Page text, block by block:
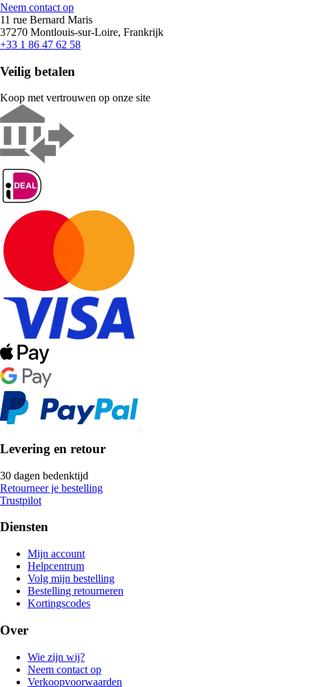
Neem contact op
11 rue Bernard Maris
37270 Montlouis-sur-Loire, Frankrijk
+33 1 86 47 62 58
Veilig betalen
Koop met vertrouwen op onze site
Levering en retour
30 dagen bedenktijd
Retourneer je bestelling
Trustpilot
Diensten
Mijn account
Helpcentrum
Volg mijn bestelling
Bestelling retourneren
Kortingscodes
Over
Wie zijn wij?
Neem contact op
Verkoopvoorwaarden